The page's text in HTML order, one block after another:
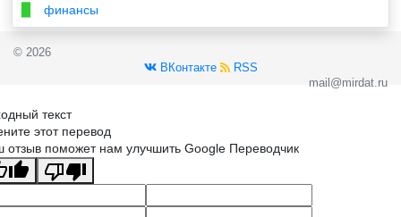
финансы
© 2026
ВКонтакте
RSS
mail@mirdat.ru
текст
этот перевод
отзыв поможет нам улучшить Google Переводчик